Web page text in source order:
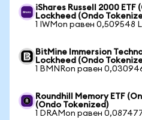
iShares Russell 2000 ETF
Lockheed (Ondo
1 IWMon равен 0,509548
BitMine Immersion
Lockheed (Ondo
1 BMNRon равен
Roundhill Memory ETF
(Ondo Tokenized)
1 DRAMon равен